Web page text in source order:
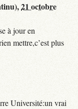
21 octobre
à jour en
mettre,c’est plus
Université:un vrai